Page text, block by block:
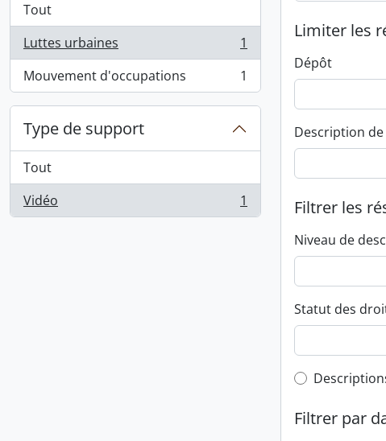
Tout
Luttes urbaines
, 1 résultats
1
Mouvement d'occupations
, 1 résultats 1
Type de support
Tout
Vidéo
, 1 résultats 1
Limiter les
Dépôt
Description
Filtrer les
Niveau de
Statut des
Top-level
Filtrer par